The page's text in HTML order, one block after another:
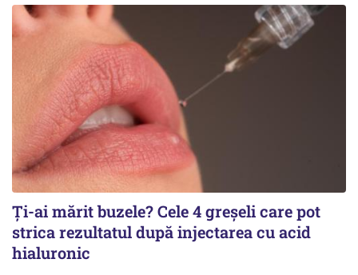
Ți-ai mărit buzele? Cele 4 greșeli care pot
strica rezultatul după injectarea cu acid
hialuronic